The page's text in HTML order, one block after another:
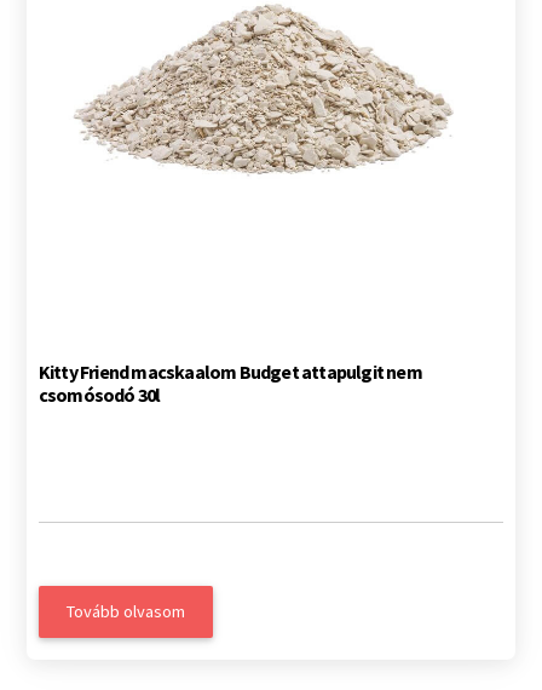
Kitty Friend macskaalom Budget attapulgit nem
csomósodó 30l
Tovább olvasom